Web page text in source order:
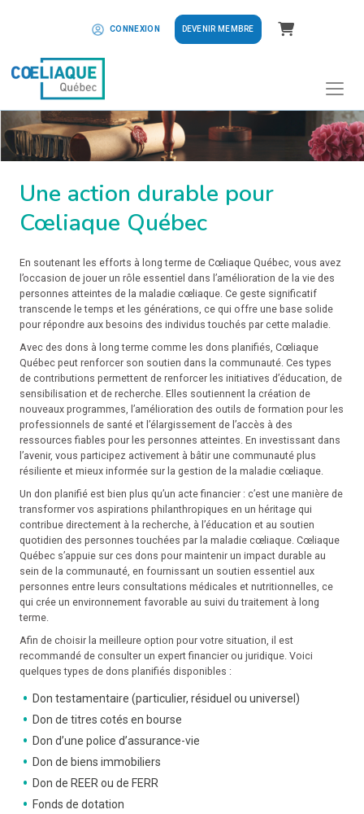
DEVENIR MEMBRE
CONNEXION Panier
Une action durable pour
Cœliaque Québec
En soutenant les efforts à long terme de Cœliaque Québec, vous avez
l’occasion de jouer un rôle essentiel dans l’amélioration de la vie des
personnes atteintes de la maladie cœliaque. Ce geste significatif
transcende le temps et les générations, ce qui offre une base solide
pour répondre aux besoins des individus touchés par cette maladie.
Avec des dons à long terme comme les dons planifiés, Cœliaque
Québec peut renforcer son soutien dans la communauté. Ces types
de contributions permettent de renforcer les initiatives d’éducation, de
sensibilisation et de recherche. Elles soutiennent la création de
nouveaux programmes, l’amélioration des outils de formation pour les
professionnels de santé et l’élargissement de l’accès à des
ressources fiables pour les personnes atteintes. En investissant dans
l’avenir, vous participez activement à bâtir une communauté plus
résiliente et mieux informée sur la gestion de la maladie cœliaque.
Un don planifié est bien plus qu’un acte financier : c’est une manière de
transformer vos aspirations philanthropiques en un héritage qui
contribue directement à la recherche, à l’éducation et au soutien
quotidien des personnes touchées par la maladie cœliaque. Cœliaque
Québec s’appuie sur ces dons pour maintenir un impact durable au
sein de la communauté, en fournissant un soutien essentiel aux
personnes entre leurs consultations médicales et nutritionnelles, ce
qui crée un environnement favorable au suivi du traitement à long
terme.
Afin de choisir la meilleure option pour votre situation, il est
recommandé de consulter un expert financier ou juridique. Voici
quelques types de dons planifiés disponibles :
Don testamentaire (particulier, résiduel ou universel)
Don de titres cotés en bourse
Don d’une police d’assurance-vie
Don de biens immobiliers
Don de REER ou de FERR
Fonds de dotation